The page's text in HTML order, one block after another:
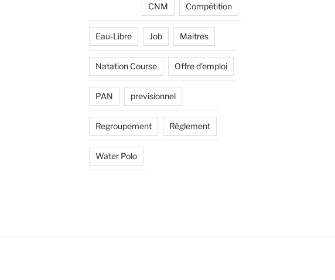
CNM Compétition
Eau-Libre Job Maitres
Natation Course Offre d'emploi
PAN previsionnel
Regroupement Règlement
Water Polo